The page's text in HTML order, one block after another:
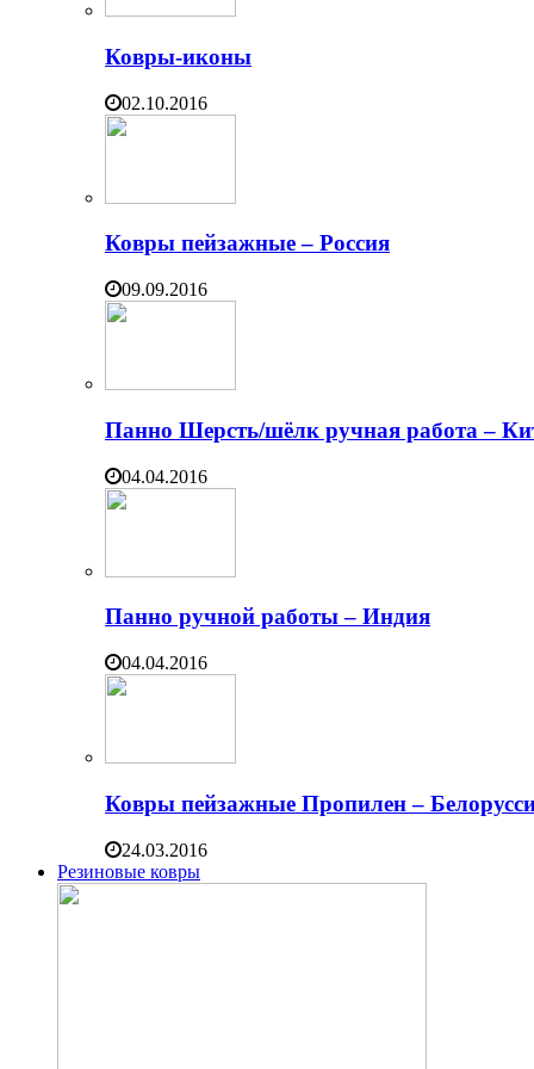
Ковры-иконы
02.10.2016
Ковры пейзажные – Россия
09.09.2016
Панно Шерсть/шёлк ручная работа –
04.04.2016
Панно ручной работы – Индия
04.04.2016
Ковры пейзажные Пропилен –
24.03.2016
Резиновые ковры